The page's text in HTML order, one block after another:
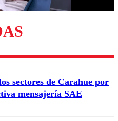
Enviar comentario
sectores de Carahue por
mensajería SAE